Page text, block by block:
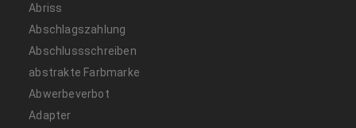
Abriss
Abschlagszahlung
Abschlussschreiben
abstrakte Farbmarke
Abwerbeverbot
Adapter